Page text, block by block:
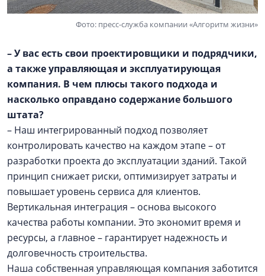
Фото: пресс-служба компании «Алгоритм жизни»
– У вас есть свои проектировщики и подрядчики,
а также управляющая и эксплуатирующая
компания. В чем плюсы такого подхода и
насколько оправдано содержание большого
штата?
– Наш интегрированный подход позволяет
контролировать качество на каждом этапе – от
разработки проекта до эксплуатации зданий. Такой
принцип снижает риски, оптимизирует затраты и
повышает уровень сервиса для клиентов.
Вертикальная интеграция – основа высокого
качества работы компании. Это экономит время и
ресурсы, а главное – гарантирует надежность и
долговечность строительства.
Наша собственная управляющая компания заботится